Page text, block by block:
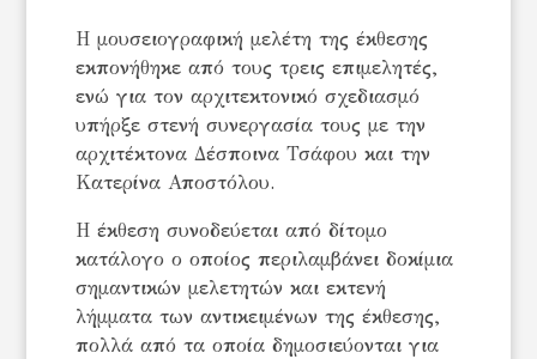
Η μουσειογραφική μελέτη της έκθεσης
εκπονήθηκε από τους τρεις επιμελητές,
ενώ για τον αρχιτεκτονικό σχεδιασμό
υπήρξε στενή συνεργασία τους με την
αρχιτέκτονα Δέσποινα Τσάφου και την
Κατερίνα Αποστόλου.
Η έκθεση συνοδεύεται από δίτομο
κατάλογο ο οποίος περιλαμβάνει δοκίμια
σημαντικών μελετητών και εκτενή
λήμματα των αντικειμένων της έκθεσης,
πολλά από τα οποία δημοσιεύονται για